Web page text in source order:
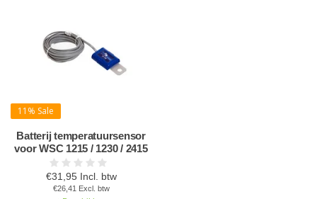
11% Sale
Batterij temperatuursensor
voor WSC 1215 / 1230 / 2415
€31,95 Incl. btw
€26,41 Excl. btw